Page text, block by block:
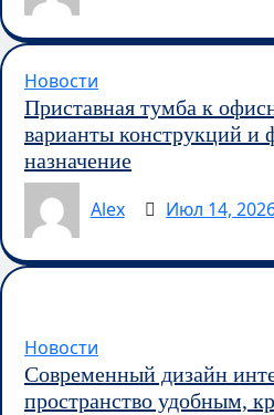
Новости
Приставная тумба к
варианты конструкций и
назначение
Alex
Июл 14,
Новости
Современный дизайн
пространство удобным,